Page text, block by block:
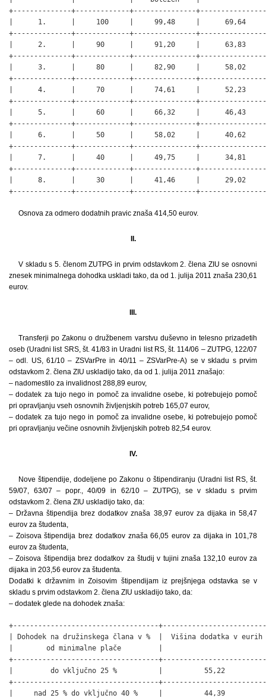
+--------------+-------------+---------------
|      1.      |     100     |     99,48     |      69,64
+--------------+-------------+---------------
|      2.      |     90      |     91,20     |      63,83
+--------------+-------------+---------------
|      3.      |     80      |     82,90     |      58,02
+--------------+-------------+---------------
|      4.      |     70      |     74,61     |      52,23
+--------------+-------------+---------------
|      5.      |     60      |     66,32     |      46,43
+--------------+-------------+---------------
|      6.      |     50      |     58,02     |      40,62
+--------------+-------------+---------------
|      7.      |     40      |     49,75     |      34,81
+--------------+-------------+---------------
|      8.      |     30      |     41,46     |      29,02
+--------------+-------------+---------------
Osnova za odmero dodatnih pravic znaša 414,50 eurov.
II.
V skladu s 5. členom ZUTPG in prvim odstavkom 2. člena ZIU se osnovni
znesek minimalnega dohodka uskladi tako, da od 1. julija 2011 znaša 230,61
eurov.
III.
Transferji po Zakonu o družbenem varstvu duševno in telesno prizadetih
oseb (Uradni list SRS, št. 41/83 in Uradni list RS, št. 114/06 – ZUTPG, 122/07
– odl. US, 61/10 – ZSVarPre in 40/11 – ZSVarPre-A) se v skladu s prvim
odstavkom 2. člena ZIU uskladijo tako, da od 1. julija 2011 znašajo:
– nadomestilo za invalidnost 288,89 eurov,
– dodatek za tujo nego in pomoč za invalidne osebe, ki potrebujejo pomoč
pri opravljanju vseh osnovnih življenjskih potreb 165,07 eurov,
– dodatek za tujo nego in pomoč za invalidne osebe, ki potrebujejo pomoč
pri opravljanju večine osnovnih življenjskih potreb 82,54 eurov.
IV.
Nove štipendije, dodeljene po Zakonu o štipendiranju (Uradni list RS, št.
59/07, 63/07 – popr., 40/09 in 62/10 – ZUTPG), se v skladu s prvim
odstavkom 2. člena ZIU uskladijo tako, da:
– Državna štipendija brez dodatkov znaša 38,97 eurov za dijaka in 58,47
eurov za študenta,
– Zoisova štipendija brez dodatkov znaša 66,05 eurov za dijaka in 101,78
eurov za študenta,
– Zoisova štipendija brez dodatkov za študij v tujini znaša 132,10 eurov za
dijaka in 203,56 eurov za študenta.
Dodatki k državnim in Zoisovim štipendijam iz prejšnjega odstavka se v
skladu s prvim odstavkom 2. člena ZIU uskladijo tako, da:
– dodatek glede na dohodek znaša:
+-----------------------------------
| Dohodek na družinskega člana v %  |  Višina dodatka v
|        od minimalne plače         |
+-----------------------------------
|         do vključno 25 %          |          55,22
+-----------------------------------
|     nad 25 % do vključno 40 %     |          44,39